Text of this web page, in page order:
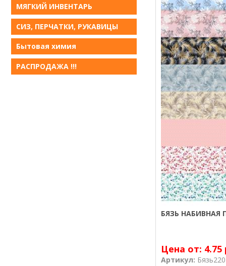
МЯГКИЙ ИНВЕНТАРЬ
СИЗ, ПЕРЧАТКИ, РУКАВИЦЫ
Бытовая химия
РАСПРОДАЖА !!!
БЯЗЬ НАБИВНАЯ
Цена от: 4.75
Артикул: Бязь220